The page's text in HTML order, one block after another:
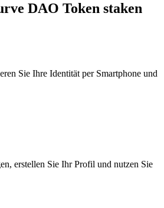
DAO Token staken
Sie Ihre Identität per Smartphone und
erstellen Sie Ihr Profil und nutzen Sie